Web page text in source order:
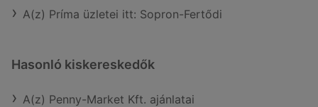
A(z) Príma üzletei itt: Sopron-Fertődi
Hasonló kiskereskedők
A(z) Penny-Market Kft. ajánlatai